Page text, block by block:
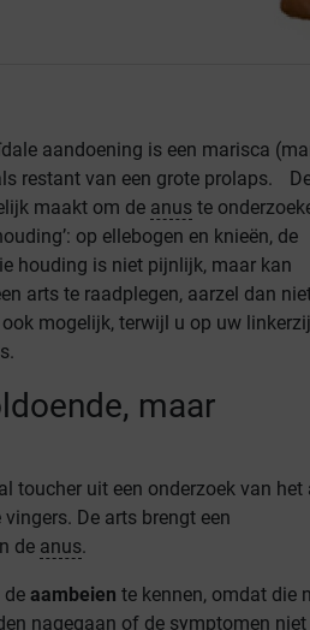
aandoening is een marisca
restant van een grote prolaps.
maakt om de anuste
op ellebogen en knieën, de
houding is niet pijnlijk, maar kan
arts te raadplegen, aarzel dan
mogelijk, terwijl u op uw
maar
toucher uit een onderzoek van het
De arts brengt een
de anus.
de aambeien te kennen, omdat die
nagegaan of de symptomen niet